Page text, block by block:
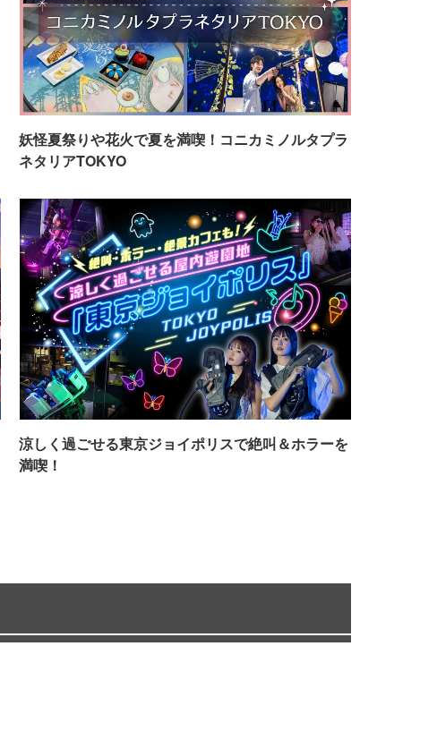
妖怪夏祭りや花火で夏を満喫！コニカミノルタプラ
ネタリアTOKYO
涼しく過ごせる東京ジョイポリスで絶叫＆ホラーを
満喫！